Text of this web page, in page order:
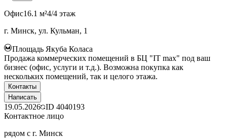
Офис16.1 м²4/4 этаж
г. Минск, ул. Кульман, 1
Площадь Якуба Коласа
Продажа коммерческих помещений в БЦ "IT max" под ваш
бизнес (офис, услуги и т.д.). Возможна покупка как
нескольких помещений, так и целого этажа.
Контакты
Написать
19.05.2026 ID 4040193
Контактное лицо
рядом с г. Минск